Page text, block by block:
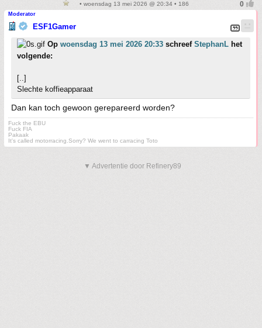
• woensdag 13 mei 2026 @ 20:34 • 186
Moderator
ESF1Gamer
Op woensdag 13 mei 2026 20:33 schreef StephanL het
volgende:
[..]
Slechte koffieapparaat
Dan kan toch gewoon gerepareerd worden?
Fuck the EBU
Fuck FIA
Pakaak
It's called motorracing.Sorry? We went to carracing Toto
▼ Advertentie door Refinery89